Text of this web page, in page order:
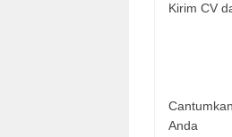
Kirim CV
Cantumkan
Anda